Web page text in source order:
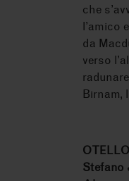
che
l’amico
da
verso
Birnam,
OTELLO
Stefano